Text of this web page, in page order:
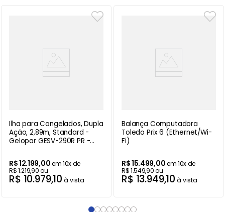
Ilha para Congelados, Dupla
Ação, 2,89m, Standard -
Gelopar GESV-290R PR -
R$12.199,00em10x de
R$1.219,90ou
R$ 10.979,10 à vista
Balança Computadora
Toledo Prix 6 (Ethernet/Wi-
Fi)
R$15.499,00em10x de
R$1.549,90ou
R$ 13.949,10 à vista